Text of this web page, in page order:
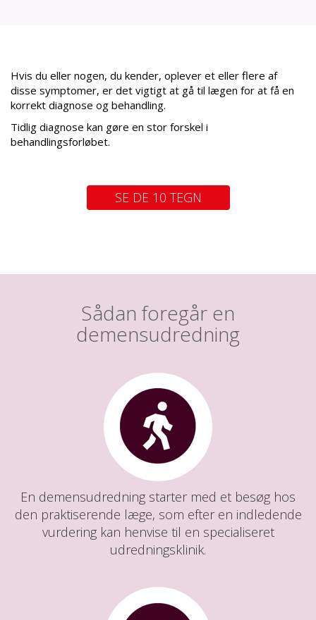
Hvis du eller nogen, du kender, oplever et eller flere af
disse symptomer, er det vigtigt at gå til lægen for at få en
korrekt diagnose og behandling.
Tidlig diagnose kan gøre en stor forskel i
behandlingsforløbet.
SE DE 10 TEGN
Sådan foregår en
demensudredning
En demensudredning starter med et besøg hos
den praktiserende læge, som efter en indledende
vurdering kan henvise til en specialiseret
udredningsklinik.